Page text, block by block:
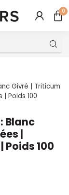
0
Givré | Triticum
Poids 100
Blanc
|
100